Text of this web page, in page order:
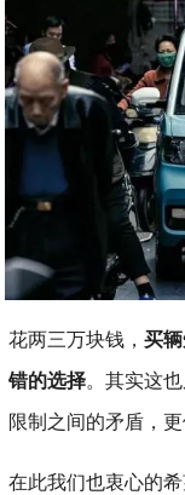
花两三万块钱，买
错的选择。其实这
限制之间的矛盾，
在此我们也衷心的